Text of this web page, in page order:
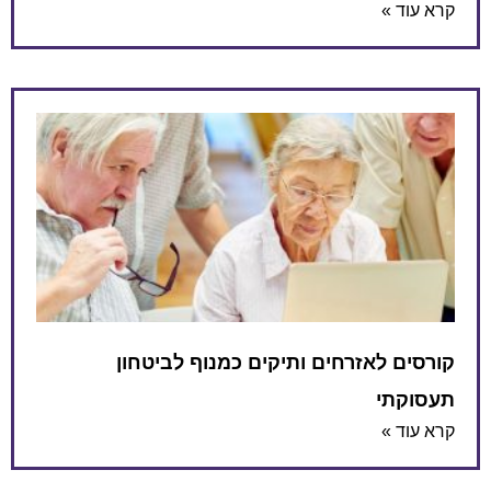
קרא עוד »
קורסים לאזרחים ותיקים כמנוף לביטחון
תעסוקתי
קרא עוד »